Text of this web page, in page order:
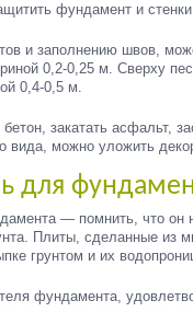
фундамент и
и заполнению швов,
0,2-0,25 м. Сверху
0,4-0,5 м.
закатать асфальт,
вида, можно уложить
для
— помнить, что он
Плиты, сделанные из
грунтом и их
фундамента,